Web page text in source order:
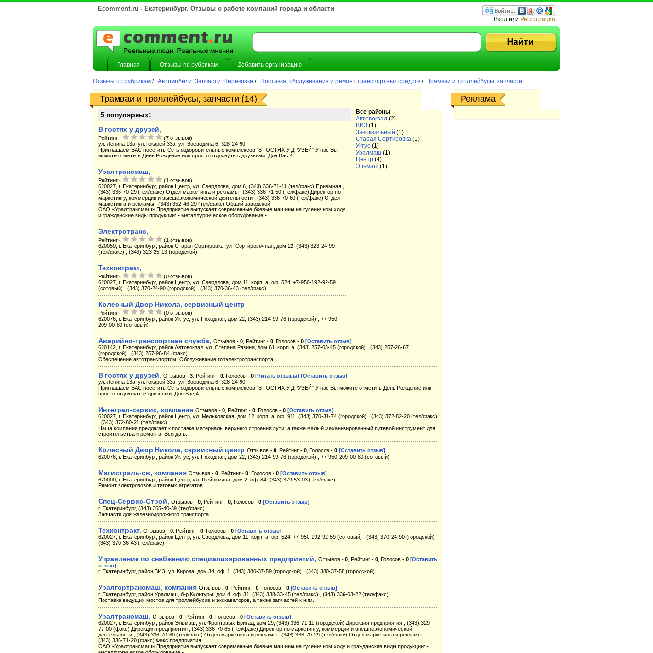
Ecomment.ru - Екатеринбург. Отзывы о работе компаний города и области
Вход или Регистрация
Главная Отзывы по рубрикам Добавить организацию
Отзывы по рубрикам / Автомобили. Запчасти. Перевозки / Поставка, обслуживание и ремонт транспортных средств / Трамваи и троллейбусы, запчасти
Реклама
Трамваи и троллейбусы, запчасти (14)
Все районы
Автовокзал (2)
ВИЗ (1)
Завокзальный (1)
Старая Сортировка (1)
Уктус (1)
Уралмаш (1)
Центр (4)
Эльмаш (1)
5 популярных:
В гостях у друзей,
Рейтинг -
(7 отзывов)
ул. Ленина 13а, ул.Токарей 33а, ул. Воеводина 6, 328-24-90
Приглашаем ВАС посетить Сеть оздоровительных комплексов "В ГОСТЯХ У ДРУЗЕЙ" У нас Вы
можите отметить День Рождение или просто отдохнуть с друзьями. Для Вас 4...
Уралтрансмаш,
Рейтинг -
(1 отзывов)
620027, г. Екатеринбург, район Центр, ул. Свердлова, дом 6, (343) 336-71-11 (тел/факс) Приемная ,
(343) 336-70-29 (тел/факс) Отдел маркетинга и рекламы , (343) 336-71-50 (тел/факс) Директор по
маркетингу, коммерции и высшеэкономической деятельности , (343) 336-70-60 (тел/факс) Отдел
маркетинга и рекламы , (343) 352-46-29 (тел/факс) Общий заводской
ОАО «Уралтрансмаш» Предприятие выпускает современные боевые машины на гусеничном ходу
и гражданские виды продукции: • металлургическое оборудование •...
Электротранс,
Рейтинг -
(1 отзывов)
620050, г. Екатеринбург, район Старая Сортировка, ул. Сортировочная, дом 22, (343) 323-24-99
(тел/факс) , (343) 323-25-13 (городской)
Техконтракт,
Рейтинг -
(0 отзывов)
620027, г. Екатеринбург, район Центр, ул. Свердлова, дом 11, корп. а, оф. 524, +7-950-192-92-59
(сотовый) , (343) 370-24-90 (городской) , (343) 370-36-43 (тел/факс)
Колесный Двор Никола, сервисный центр
Рейтинг -
(0 отзывов)
620076, г. Екатеринбург, район Уктус, ул. Походная, дом 22, (343) 214-99-76 (городской) , +7-950-
209-00-80 (сотовый)
Аварийно-транспортная служба, Отзывов - 0 , Рейтинг - 0 , Голосов - 0 [Оставить отзыв]
620142, г. Екатеринбург, район Автовокзал, ул. Степана Разина, дом 61, корп. а, (343) 257-03-45 (городской) , (343) 257-26-67
(городской) , (343) 257-96-84 (факс)
Обеспечение автотранспортом. Обслуживание горэлектротранспорта.
В гостях у друзей, Отзывов - 3 , Рейтинг - 0 , Голосов - 0 [Читать отзывы] [Оставить отзыв]
ул. Ленина 13а, ул.Токарей 33а, ул. Воеводина 6, 328-24-90
Приглашаем ВАС посетить Сеть оздоровительных комплексов "В ГОСТЯХ У ДРУЗЕЙ" У нас Вы можите отметить День Рождение или
просто отдохнуть с друзьями. Для Вас 4...
Интеграл-сервис, компания Отзывов - 0 , Рейтинг - 0 , Голосов - 0 [Оставить отзыв]
620027, г. Екатеринбург, район Центр, ул. Мельковская, дом 12, корп. а, оф. 911, (343) 370-31-74 (городской) , (343) 372-82-20 (тел/факс)
, (343) 372-80-21 (тел/факс)
Наша компания предлагает к поставке материалы верхнего строения пути, а также малый механизированный путевой инструмент для
строительства и ремонта. Всегда в...
Колесный Двор Никола, сервисный центр Отзывов - 0 , Рейтинг - 0 , Голосов - 0 [Оставить отзыв]
620076, г. Екатеринбург, район Уктус, ул. Походная, дом 22, (343) 214-99-76 (городской) , +7-950-209-00-80 (сотовый)
Магистраль-св, компания Отзывов - 0 , Рейтинг - 0 , Голосов - 0 [Оставить отзыв]
620000, г. Екатеринбург, район Центр, ул. Шейнкмана, дом 2, оф. 84, (343) 379-53-03 (тел/факс)
Ремонт электровозов и тяговых агрегатов.
Спец-Сервис-Строй, Отзывов - 0 , Рейтинг - 0 , Голосов - 0 [Оставить отзыв]
г. Екатеринбург, (343) 365-40-39 (тел/факс)
Запчасти для железнодорожного транспорта.
Техконтракт, Отзывов - 0 , Рейтинг - 0 , Голосов - 0 [Оставить отзыв]
620027, г. Екатеринбург, район Центр, ул. Свердлова, дом 11, корп. а, оф. 524, +7-950-192-92-59 (сотовый) , (343) 370-24-90 (городской) ,
(343) 370-36-43 (тел/факс)
Управление по снабжению специализированных предприятий, Отзывов - 0 , Рейтинг - 0 , Голосов - 0 [Оставить
отзыв]
г. Екатеринбург, район ВИЗ, ул. Кирова, дом 34, оф. 1, (343) 380-37-59 (городской) , (343) 380-37-58 (городской)
Уралгортрансмаш, компания Отзывов - 0 , Рейтинг - 0 , Голосов - 0 [Оставить отзыв]
г. Екатеринбург, район Уралмаш, б-р Культуры, дом 4, оф. 31, (343) 338-33-45 (тел/факс) , (343) 336-63-22 (тел/факс)
Поставка ведущих мостов для троллейбусов и экскаваторов, а также запчастей к ним.
Уралтрансмаш, Отзывов - 0 , Рейтинг - 0 , Голосов - 0 [Оставить отзыв]
620027, г. Екатеринбург, район Эльмаш, ул. Фронтовых Бригад, дом 29, (343) 336-71-11 (городской) Дирекция предприятия , (343) 329-
77-00 (факс) Дирекция предприятия , (343) 336-70-65 (тел/факс) Директор по маркетингу, коммерции и внешнеэкономической
деятельности , (343) 336-70-60 (тел/факс) Отдел маркетинга и рекламы , (343) 336-70-29 (тел/факс) Отдел маркетинга и рекламы ,
(343) 336-71-20 (факс) Факс предприятия
ОАО «Уралтрансмаш» Предприятие выпускает современные боевые машины на гусеничном ходу и гражданские виды продукции: •